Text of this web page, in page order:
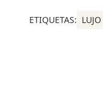
ETIQUETAS: LUJO